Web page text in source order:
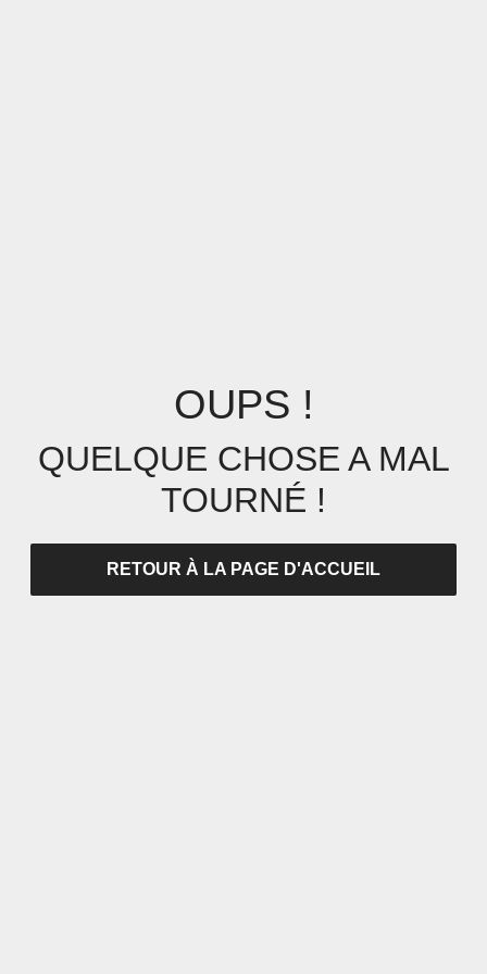
OUPS !
QUELQUE CHOSE A MAL
TOURNÉ !
RETOUR À LA PAGE D'ACCUEIL